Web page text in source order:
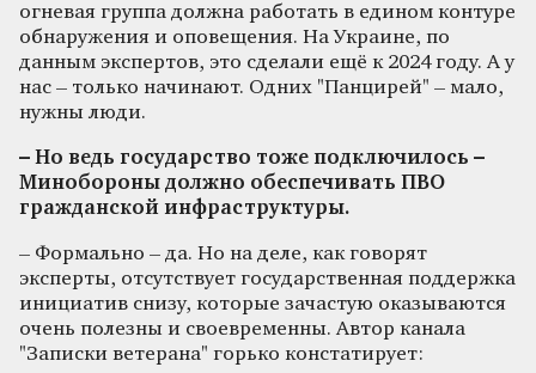
огневая группа должна работать в едином контуре
обнаружения и оповещения. На Украине, по
данным экспертов, это сделали ещё к 2024 году. А у
нас – только начинают. Одних "Панцирей" – мало,
нужны люди.
– Но ведь государство тоже подключилось –
Минобороны должно обеспечивать ПВО
гражданской инфраструктуры.
– Формально – да. Но на деле, как говорят
эксперты, отсутствует государственная поддержка
инициатив снизу, которые зачастую оказываются
очень полезны и своевременны. Автор канала
"Записки ветерана" горько констатирует: